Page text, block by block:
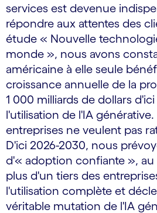
services est devenue
répondre aux attentes des
étude « Nouvelle
monde », nous avons
américaine à elle seule
croissance annuelle de la
1 000 milliards de dollars
l'utilisation de l'IA
entreprises ne veulent pas
D'ici 2026-2030, nous
d'« adoption confiante », au
plus d'un tiers des
l'utilisation complète et
véritable mutation de l'IA